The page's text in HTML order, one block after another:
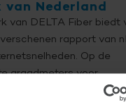
van Nederland
van DELTA Fiber biedt
rapport van
Op de
graadmeters voor